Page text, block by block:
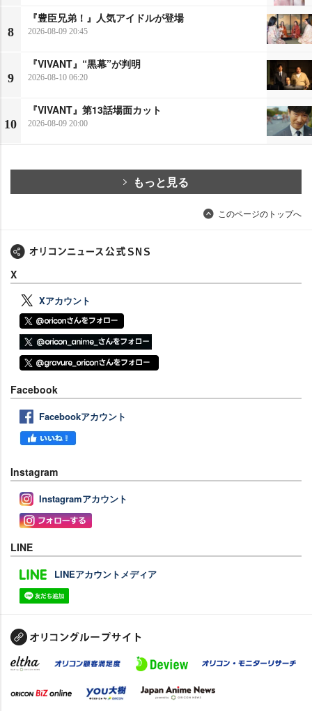
8
『豊臣兄弟！』人気アイドルが登場
2026-08-09 20:45
9
『VIVANT』“黒幕”が判明
2026-08-10 06:20
10
『VIVANT』第13話場面カット
2026-08-09 20:00
もっと見る
このページのトップへ
X
Xアカウント
Facebook
Facebookアカウント
Instagram
Instagramアカウント
LINE
LINEアカウントメディア